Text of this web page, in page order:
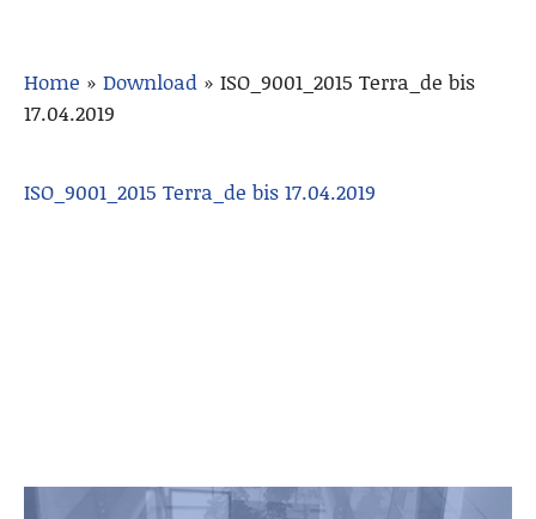
Home » Download » ISO_9001_2015 Terra_de bis
17.04.2019
ISO_9001_2015 Terra_de bis 17.04.2019